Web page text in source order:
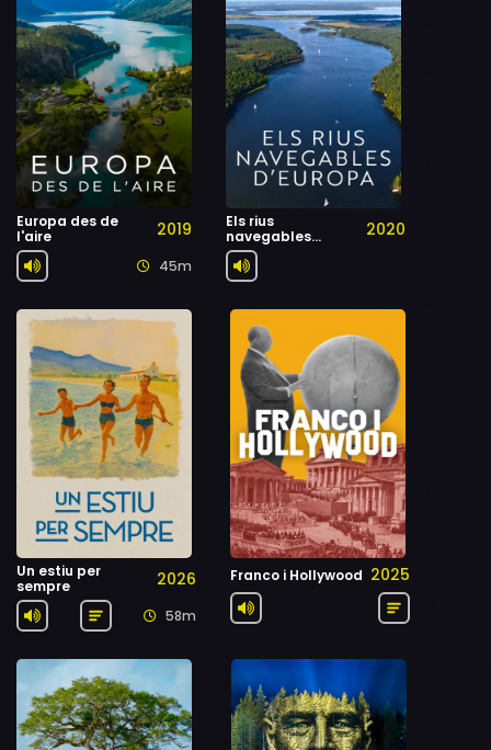
Europa des de
l'aire
2019
45m
Els rius
navegables
d'Europa
2020
Un estiu per
sempre
2026
58m
Franco i Hollywood 2025